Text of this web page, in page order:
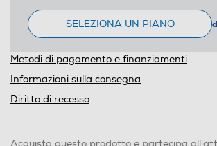
SELEZIONA UN PIANO
Metodi di pagamento e finanziamenti
Informazioni sulla consegna
Diritto di recesso
Acquista questo prodotto e partecipa